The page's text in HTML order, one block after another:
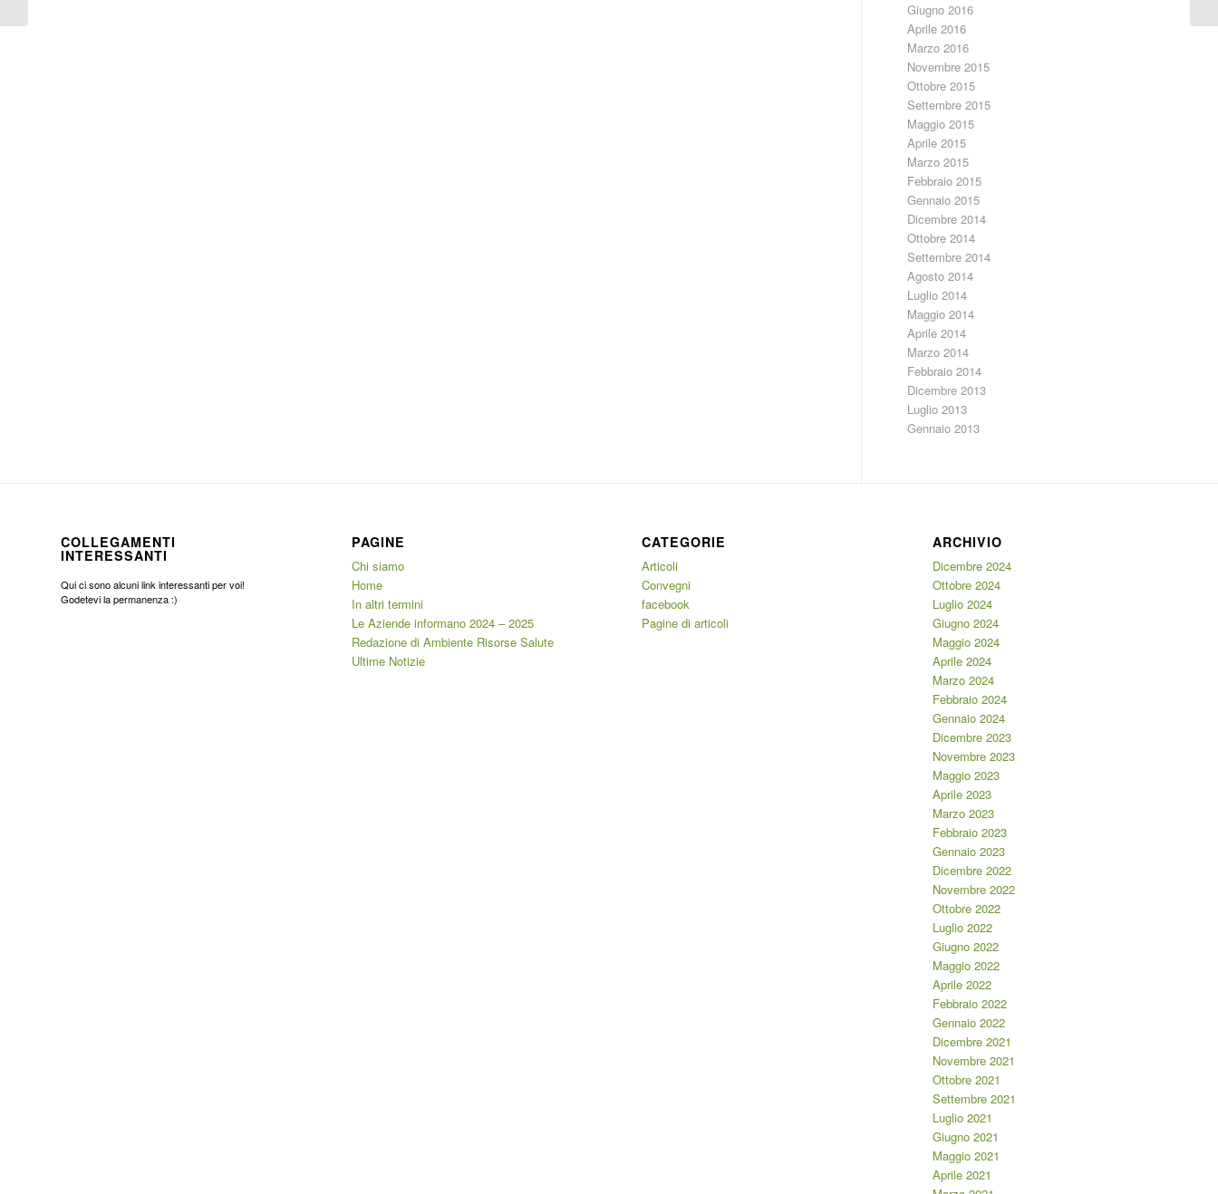
Giugno 2016
Aprile 2016
Marzo 2016
Novembre 2015
Ottobre 2015
Settembre 2015
Maggio 2015
Aprile 2015
Marzo 2015
Febbraio 2015
Gennaio 2015
Dicembre 2014
Ottobre 2014
Settembre 2014
Agosto 2014
Luglio 2014
Maggio 2014
Aprile 2014
Marzo 2014
Febbraio 2014
Dicembre 2013
Luglio 2013
Gennaio 2013
COLLEGAMENTI
INTERESSANTI
Qui ci sono alcuni link interessanti per voi!
Godetevi la permanenza :)
PAGINE
Chi siamo
Home
In altri termini
Le Aziende informano 2024 – 2025
Redazione di Ambiente Risorse Salute
Ultime Notizie
CATEGORIE
Articoli
Convegni
facebook
Pagine di articoli
ARCHIVIO
Dicembre 2024
Ottobre 2024
Luglio 2024
Giugno 2024
Maggio 2024
Aprile 2024
Marzo 2024
Febbraio 2024
Gennaio 2024
Dicembre 2023
Novembre 2023
Maggio 2023
Aprile 2023
Marzo 2023
Febbraio 2023
Gennaio 2023
Dicembre 2022
Novembre 2022
Ottobre 2022
Luglio 2022
Giugno 2022
Maggio 2022
Aprile 2022
Febbraio 2022
Gennaio 2022
Dicembre 2021
Novembre 2021
Ottobre 2021
Settembre 2021
Luglio 2021
Giugno 2021
Maggio 2021
Aprile 2021